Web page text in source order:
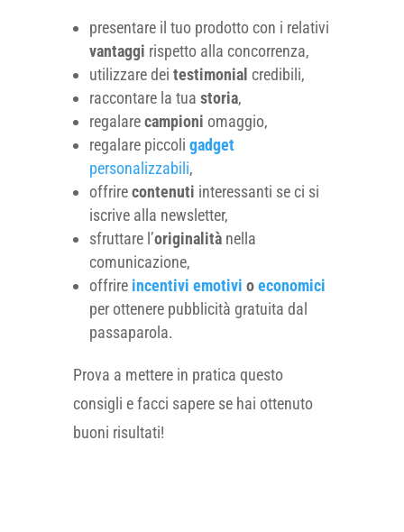
presentare il tuo prodotto con i relativi
vantaggi rispetto alla concorrenza,
utilizzare dei testimonial credibili,
raccontare la tua storia,
regalarecampioni omaggio,
regalare piccoli gadget
personalizzabili,
offrirecontenuti interessanti se ci si
iscrive alla newsletter,
sfruttare l’originalitànella
comunicazione,
offrire incentivi emotivi oeconomici
per ottenere pubblicità gratuita dal
passaparola.
Prova a mettere in pratica questo
consigli e facci sapere se hai ottenuto
buoni risultati!